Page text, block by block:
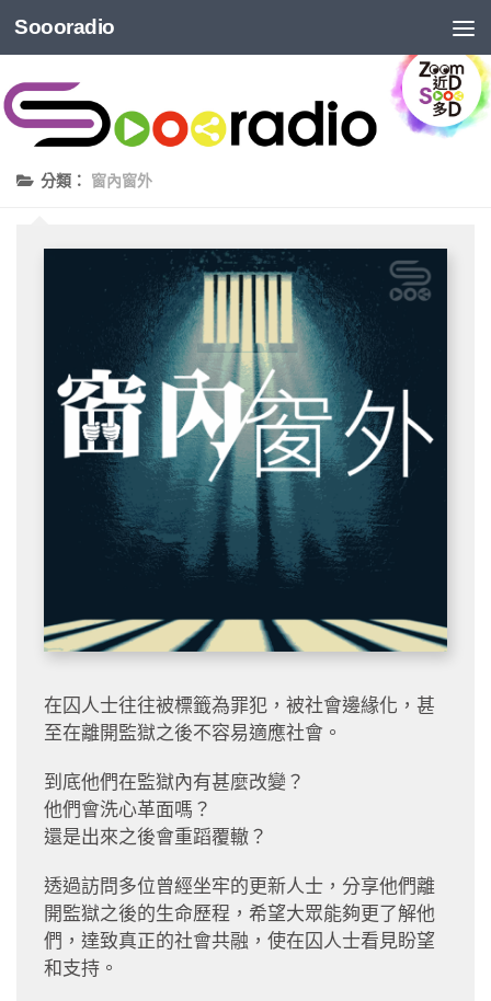
Soooradio
分類： 窗內窗外
在囚人士往往被標籤為罪犯，被社會邊緣化，甚
至在離開監獄之後不容易適應社會。
到底他們在監獄內有甚麼改變？
他們會洗心革面嗎？
還是出來之後會重蹈覆轍？
透過訪問多位曾經坐牢的更新人士，分享他們離
開監獄之後的生命歷程，希望大眾能夠更了解他
們，達致真正的社會共融，使在囚人士看見盼望
和支持。